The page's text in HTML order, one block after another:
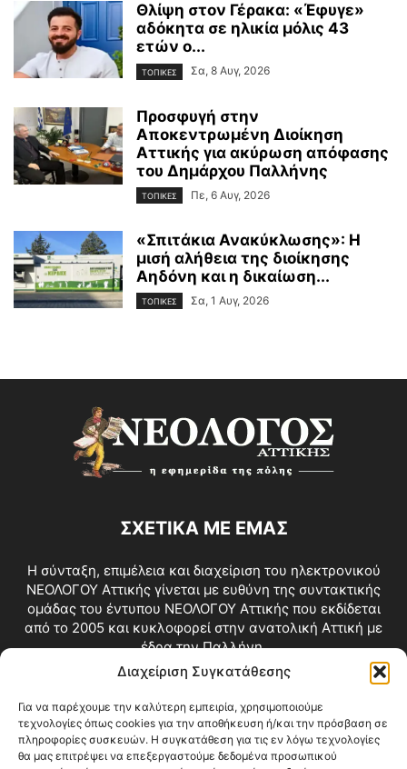
Διαχείριση Συγκατάθεσης
Για να παρέχουμε την καλύτερη εμπειρία, χρησιμοποιούμε
τεχνολογίες όπως cookies για την αποθήκευση ή/και την πρόσβαση σε
πληροφορίες συσκευών. Η συγκατάθεση για τις εν λόγω τεχνολογίες
θα μας επιτρέψει να επεξεργαστούμε δεδομένα προσωπικού
Θλίψη στον Γέρακα: «Έφυγε»
αδόκητα σε ηλικία μόλις 43
ετών ο...
ΤΟΠΙΚΕΣ Σα, 8 Αυγ, 2026
Προσφυγή στην
Αποκεντρωμένη Διοίκηση
Αττικής για ακύρωση απόφασης
του Δημάρχου Παλλήνης
ΤΟΠΙΚΕΣ Πε, 6 Αυγ, 2026
«Σπιτάκια Ανακύκλωσης»: Η
μισή αλήθεια της διοίκησης
Αηδόνη και η δικαίωση...
ΤΟΠΙΚΕΣ Σα, 1 Αυγ, 2026
ΣΧΕΤΙΚΑ ΜΕ ΕΜΑΣ
Η σύνταξη, επιμέλεια και διαχείριση του ηλεκτρονικού
ΝΕΟΛΟΓΟΥ Αττικής γίνεται με ευθύνη της συντακτικής
ομάδας του έντυπου ΝΕΟΛΟΓΟΥ Αττικής που εκδίδεται
από το 2005 και κυκλοφορεί στην ανατολική Αττική με
έδρα την Παλλήνη.
Επικοινωνία:info@neologosattikis.gr
ΑΚΟΛΟΥΘΗΣΕ ΜΑΣ